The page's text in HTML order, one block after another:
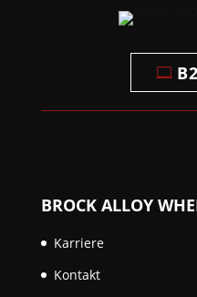
BROCK ALLOY
Karriere
Kontakt